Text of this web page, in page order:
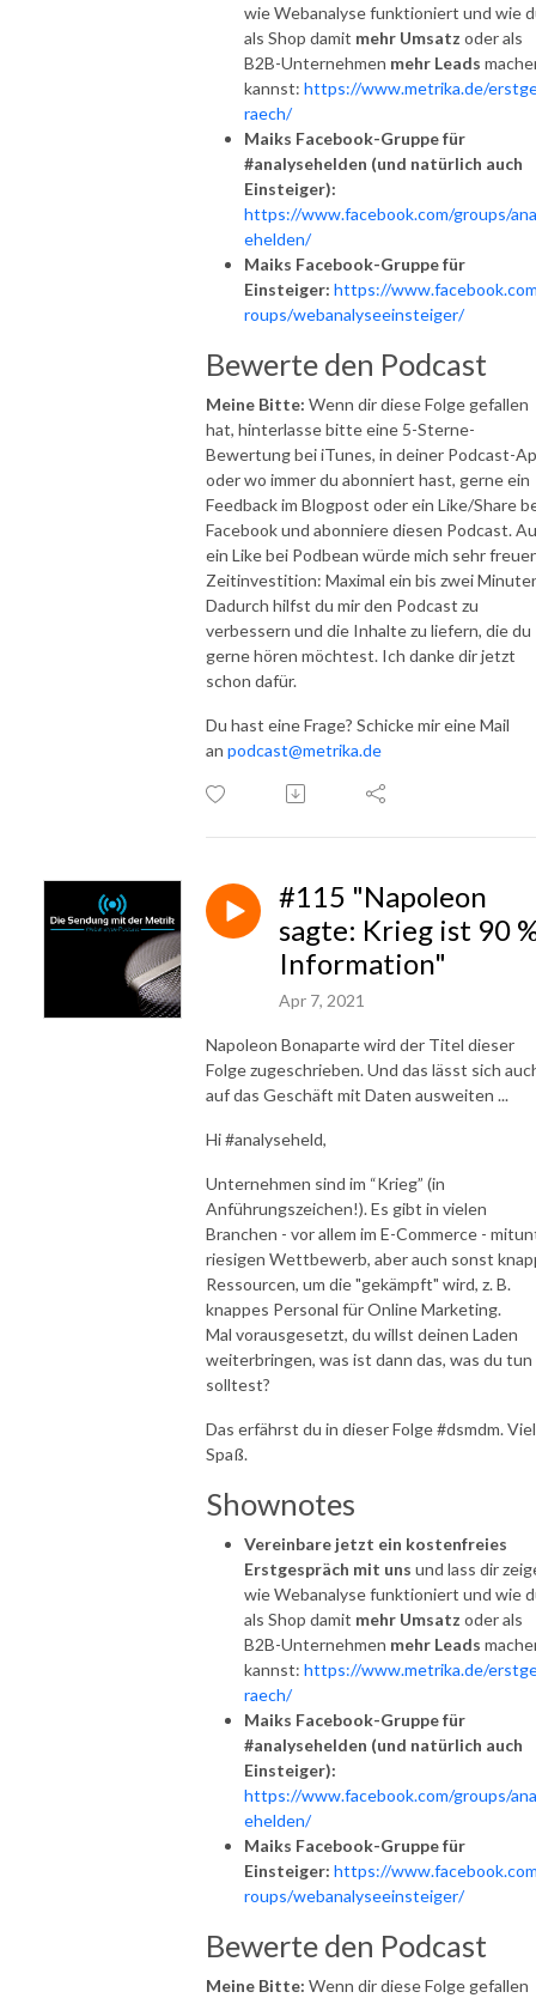
wie Webanalyse funktioniert und wie
als Shop damit mehr Umsatz oder als
B2B-Unternehmen mehr Leads
kannst: https://www.metrika.de/
raech/
Maiks Facebook-Gruppe für
#analysehelden (und natürlich auch
Einsteiger):
https://www.facebook.com/groups/
ehelden/
Maiks Facebook-Gruppe für
Einsteiger: https://
roups/webanalyseeinsteiger/
Bewerte den Podcast
Meine Bitte: Wenn dir diese Folge gefallen
hat, hinterlasse bitte eine 5-Sterne-
Bewertung bei iTunes, in deiner Podcast-
oder wo immer du abonniert hast, gerne ein
Feedback im Blogpost oder ein Like/Share
Facebook und abonniere diesen Podcast.
ein Like bei Podbean würde mich sehr
Zeitinvestition: Maximal ein bis zwei
Dadurch hilfst du mir den Podcast zu
verbessern und die Inhalte zu liefern, die du
gerne hören möchtest. Ich danke dir jetzt
schon dafür.
Du hast eine Frage? Schicke mir eine Mail
an podcast@metrika.de
#115 "Napoleon
sagte: Krieg ist 90
Information"
Apr 7, 2021
Napoleon Bonaparte wird der Titel dieser
Folge zugeschrieben. Und das lässt sich
auf das Geschäft mit Daten ausweiten ...
Hi #analyseheld,
Unternehmen sind im “Krieg” (in
Anführungszeichen!). Es gibt in vielen
Branchen - vor allem im E-Commerce -
riesigen Wettbewerb, aber auch sonst
Ressourcen, um die "gekämpft" wird, z. B.
knappes Personal für Online Marketing.
Mal vorausgesetzt, du willst deinen Laden
weiterbringen, was ist dann das, was du tun
solltest?
Das erfährst du in dieser Folge #dsmdm. Viel
Spaß.
Shownotes
Vereinbare jetzt ein kostenfreies
Erstgespräch mit uns und lass dir
wie Webanalyse funktioniert und wie
als Shop damit mehr Umsatz oder als
B2B-Unternehmen mehr Leads
kannst: https://www.metrika.de/
raech/
Maiks Facebook-Gruppe für
#analysehelden (und natürlich auch
Einsteiger):
https://www.facebook.com/groups/
ehelden/
Maiks Facebook-Gruppe für
Einsteiger: https://
roups/webanalyseeinsteiger/
Bewerte den Podcast
Meine Bitte: Wenn dir diese Folge gefallen